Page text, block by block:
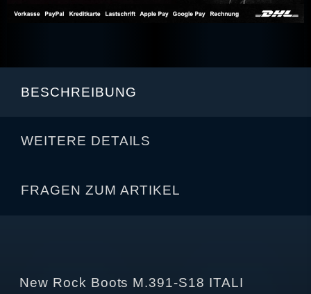
BESCHREIBUNG
WEITERE DETAILS
FRAGEN ZUM ARTIKEL
New Rock Boots M.391-S18 ITALI